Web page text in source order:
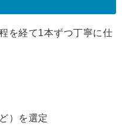
を経て1本ずつ丁寧に仕
）を選定